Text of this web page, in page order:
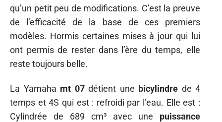
qu’un petit peu de modifications. C’est la preuve
de l’efficacité de la base de ces premiers
modèles. Hormis certaines mises à jour qui lui
ont permis de rester dans l’ère du temps, elle
reste toujours belle.
La Yamaha mt 07détient une bicylindre de 4
temps et 4S qui est : refroidi par l’eau. Elle est :
Cylindrée de 689 cm³ avec une puissance